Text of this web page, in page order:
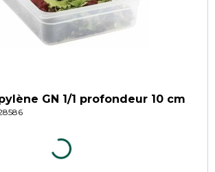
GN 1/1 profondeur 10 cm